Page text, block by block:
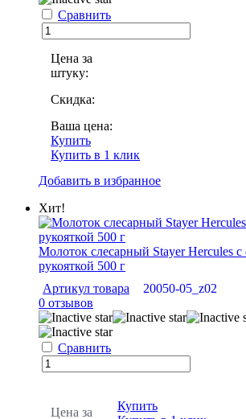
Сравнить
Цена за
штуку:
Скидка:
Ваша цена:
Купить
Купить в 1 клик
Добавить в избранное
Хит!
Молоток слесарный Stayer Hercules с
рукояткой 500 г
Артикул товара
20050-05_z02
0 отзывов
Сравнить
Цена за
Купить